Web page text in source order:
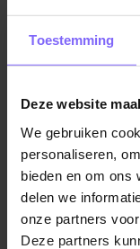
Toestemming
Deze website
We gebruiken
personaliseren,
bieden en om ons
delen we
onze partners
Deze partners
Vul
voor de